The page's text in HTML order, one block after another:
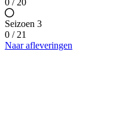
0 / 20
Seizoen 3
0 / 21
Naar afleveringen